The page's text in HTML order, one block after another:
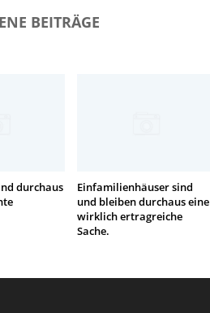
BEITRÄGE
durchaus
Einfamilienhäuser sind
und bleiben durchaus eine
wirklich ertragreiche
Sache.